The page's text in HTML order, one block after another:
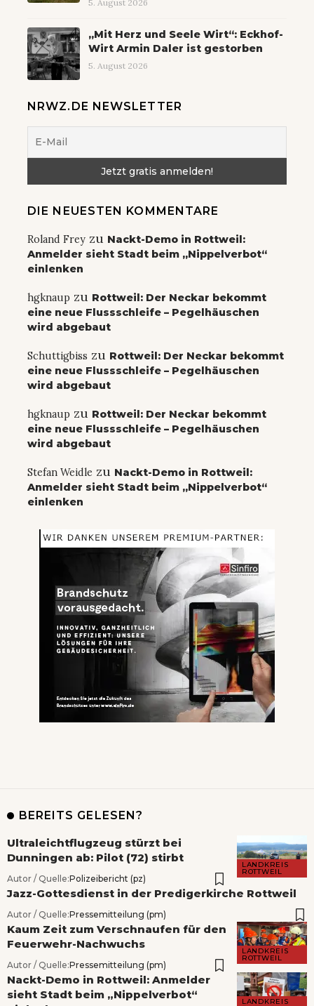
5. August 2026
„Mit Herz und Seele Wirt“: Eckhof-
Wirt Armin Daler ist gestorben
5. August 2026
NRWZ.DE NEWSLETTER
DIE NEUESTEN KOMMENTARE
Roland Frey zu Nackt-Demo in Rottweil:
Anmelder sieht Stadt beim „Nippelverbot“
einlenken
hgknaup zu Rottweil: Der Neckar bekommt
eine neue Flussschleife – Pegelhäuschen
wird abgebaut
Schuttigbiss zu Rottweil: Der Neckar bekommt
eine neue Flussschleife – Pegelhäuschen
wird abgebaut
hgknaup zu Rottweil: Der Neckar bekommt
eine neue Flussschleife – Pegelhäuschen
wird abgebaut
Stefan Weidle zu Nackt-Demo in Rottweil:
Anmelder sieht Stadt beim „Nippelverbot“
einlenken
BEREITS GELESEN?
LANDKREIS
ROTTWEIL
Ultraleichtflugzeug stürzt bei
Dunningen ab: Pilot (72) stirbt
Autor / Quelle:Polizeibericht (pz)
Jazz-Gottesdienst in der Predigerkirche Rottweil
Autor / Quelle:Pressemitteilung (pm)
LANDKREIS
ROTTWEIL
Kaum Zeit zum Verschnaufen für den
Feuerwehr-Nachwuchs
Autor / Quelle:Pressemitteilung (pm)
LANDKREIS
Nackt-Demo in Rottweil: Anmelder
sieht Stadt beim „Nippelverbot“